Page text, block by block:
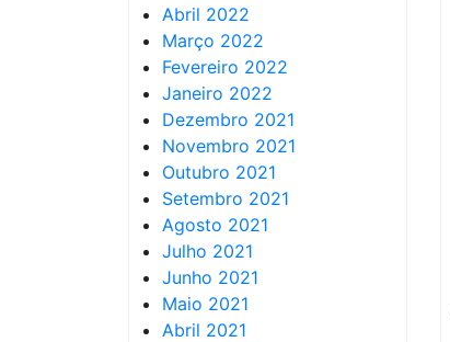
Abril 2022
Março 2022
Fevereiro 2022
Janeiro 2022
Dezembro 2021
Novembro 2021
Outubro 2021
Setembro 2021
Agosto 2021
Julho 2021
Junho 2021
Maio 2021
Abril 2021